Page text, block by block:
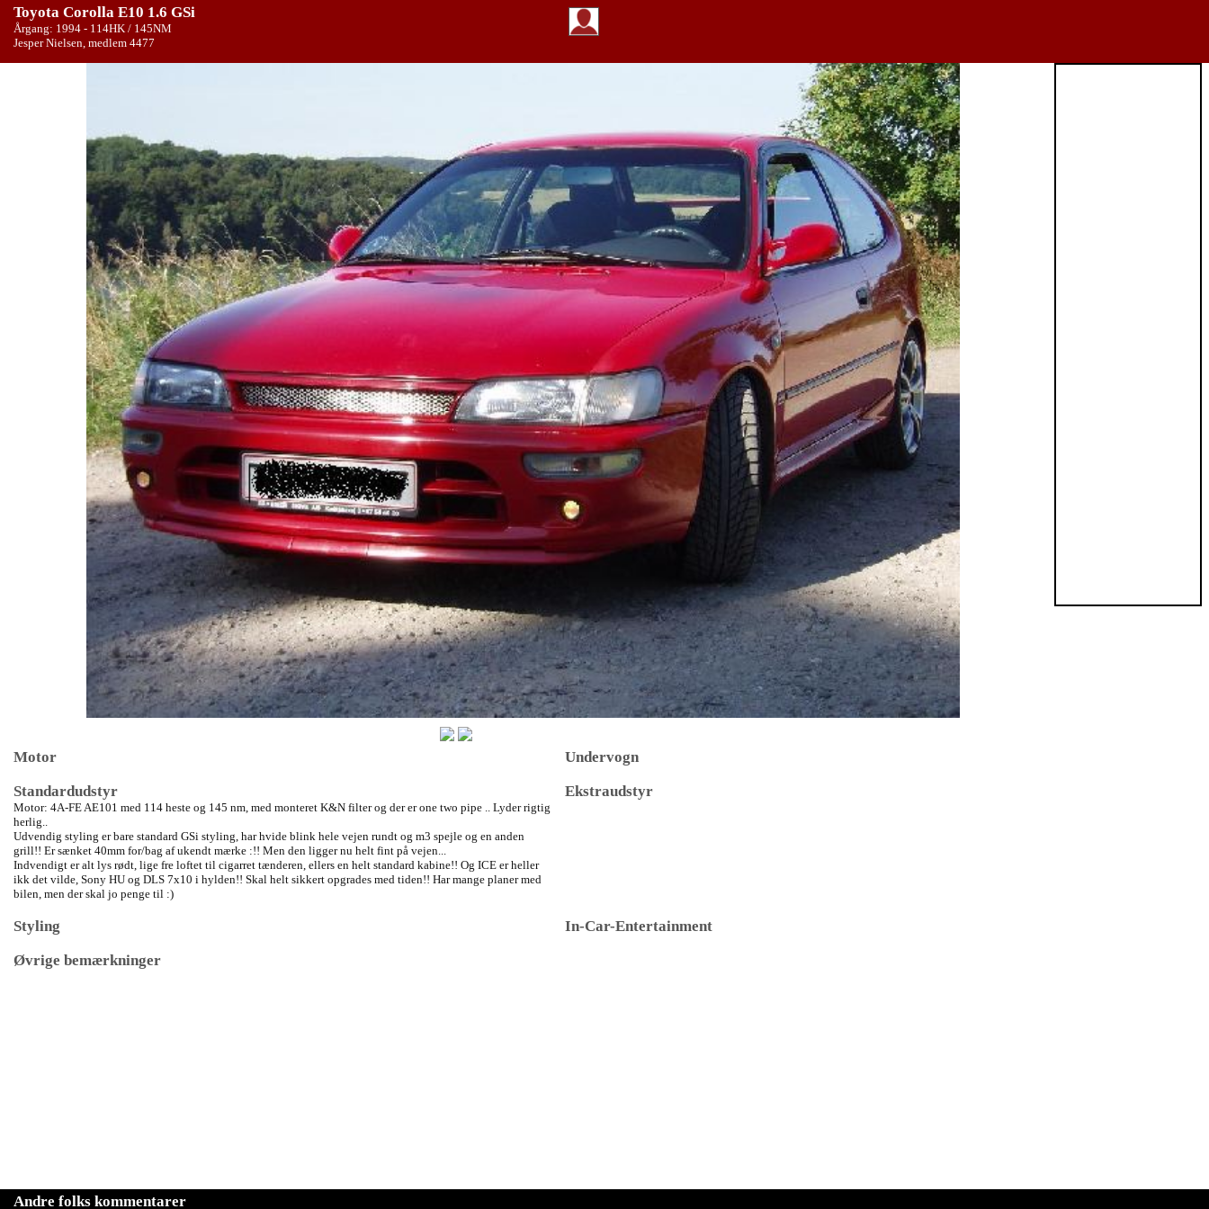
Toyota Corolla E10 1.6 GSi
Årgang: 1994 - 114HK / 145NM
Jesper Nielsen, medlem 4477
Motor
Undervogn
Standardudstyr
Motor: 4A-FE AE101 med 114 heste og 145 nm, med monteret K&N filter og der er one two pipe .. Lyder rigtig
herlig..
Udvendig styling er bare standard GSi styling, har hvide blink hele vejen rundt og m3 spejle og en anden
grill!! Er sænket 40mm for/bag af ukendt mærke :!! Men den ligger nu helt fint på vejen...
Indvendigt er alt lys rødt, lige fre loftet til cigarret tænderen, ellers en helt standard kabine!! Og ICE er heller
ikk det vilde, Sony HU og DLS 7x10 i hylden!! Skal helt sikkert opgrades med tiden!! Har mange planer med
bilen, men der skal jo penge til :)
Ekstraudstyr
Styling
In-Car-Entertainment
Øvrige bemærkninger
Andre folks kommentarer